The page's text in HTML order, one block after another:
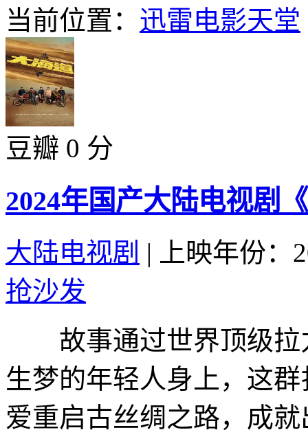
当前位置： 迅雷电影天堂
豆瓣 0 分
2024年国产大陆电视剧
大陆电视剧 |
上映年份：
抢沙发
故事通过世界顶级拉
生梦的年轻人身上，这
爱重启古丝绸之路，成